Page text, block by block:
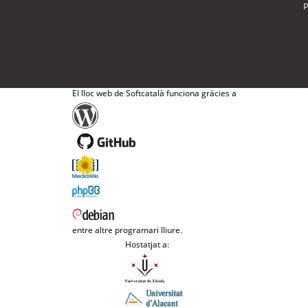
El lloc web de Softcatalà funciona gràcies a
entre altre programari lliure.
Hostatjat a: